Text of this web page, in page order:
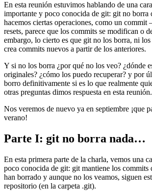
En esta reunión estuvimos hablando de una
importante y poco conocida de git: git no borra
hacemos ciertas operaciones, como un commit
resets, parece que los commits se modifican o
embargo, lo cierto es que git no los borra, ni
crea commits nuevos a partir de los anteriores.
Y si no los borra ¿por qué no los veo? ¿dónde
originales? ¿cómo los puedo recuperar? y por
borro definitivamente si es lo que realmente
otras preguntas dimos respuesta en esta reunión.
Nos veremos de nuevo ya en septiembre ¡que
verano!
Parte I: git no borra nada…
En esta primera parte de la charla, vemos una
poco conocida de git: git mantiene los commits
han borrado y aunque no los veamos, siguen
repositorio (en la carpeta .git).